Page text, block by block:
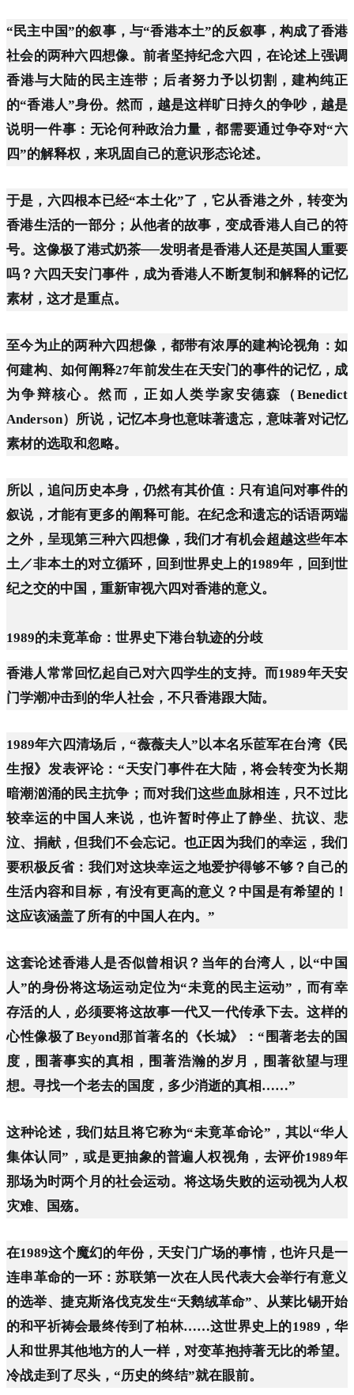
“民主中国”的叙事，与“香港本土”的反叙事，构成了香港
社会的两种六四想像。前者坚持纪念六四，在论述上强调
香港与大陆的民主连带；后者努力予以切割，建构纯正
的“香港人”身份。然而，越是这样旷日持久的争吵，越是
说明一件事：无论何种政治力量，都需要通过争夺对“六
四”的解释权，来巩固自己的意识形态论述。
于是，六四根本已经“本土化”了，它从香港之外，转变为
香港生活的一部分；从他者的故事，变成香港人自己的符
号。这像极了港式奶茶──发明者是香港人还是英国人重要
吗？六四天安门事件，成为香港人不断复制和解释的记忆
素材，这才是重点。
至今为止的两种六四想像，都带有浓厚的建构论视角：如
何建构、如何阐释27年前发生在天安门的事件的记忆，成
为争辩核心。然而，正如人类学家安德森（Benedict
Anderson）所说，记忆本身也意味著遗忘，意味著对记忆
素材的选取和忽略。
所以，追问历史本身，仍然有其价值：只有追问对事件的
叙说，才能有更多的阐释可能。在纪念和遗忘的话语两端
之外，呈现第三种六四想像，我们才有机会超越这些年本
土／非本土的对立循环，回到世界史上的1989年，回到世
纪之交的中国，重新审视六四对香港的意义。
1989的未竟革命：世界史下港台轨迹的分歧
香港人常常回忆起自己对六四学生的支持。而1989年天安
门学潮冲击到的华人社会，不只香港跟大陆。
1989年六四清场后，“薇薇夫人”以本名乐茞军在台湾《民
生报》发表评论：“天安门事件在大陆，将会转变为长期
暗潮汹涌的民主抗争；而对我们这些血脉相连，只不过比
较幸运的中国人来说，也许暂时停止了静坐、抗议、悲
泣、捐献，但我们不会忘记。也正因为我们的幸运，我们
要积极反省：我们对这块幸运之地爱护得够不够？自己的
生活内容和目标，有没有更高的意义？中国是有希望的！
这应该涵盖了所有的中国人在内。”
这套论述香港人是否似曾相识？当年的台湾人，以“中国
人”的身份将这场运动定位为“未竟的民主运动”，而有幸
存活的人，必须要将这故事一代又一代传承下去。这样的
心性像极了Beyond那首著名的《长城》：“围著老去的国
度，围著事实的真相，围著浩瀚的岁月，围著欲望与理
想。寻找一个老去的国度，多少消逝的真相……”
这种论述，我们姑且将它称为“未竟革命论”，其以“华人
集体认同”，或是更抽象的普遍人权视角，去评价1989年
那场为时两个月的社会运动。将这场失败的运动视为人权
灾难、国殇。
在1989这个魔幻的年份，天安门广场的事情，也许只是一
连串革命的一环：苏联第一次在人民代表大会举行有意义
的选举、捷克斯洛伐克发生“天鹅绒革命”、从莱比锡开始
的和平祈祷会最终传到了柏林……这世界史上的1989，华
人和世界其他地方的人一样，对变革抱持著无比的希望。
冷战走到了尽头，“历史的终结”就在眼前。